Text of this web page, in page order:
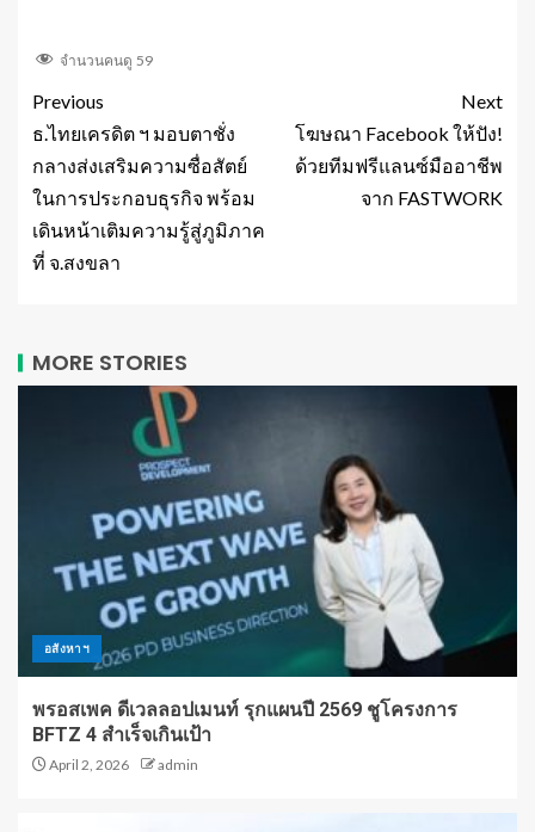
จำนวนคนดู 59
Previous
ธ.ไทยเครดิต ฯ มอบตาชั่ง
กลางส่งเสริมความซื่อสัตย์
ในการประกอบธุรกิจ พร้อม
เดินหน้าเติมความรู้สู่ภูมิภาค
ที่ จ.สงขลา
Next
โฆษณา Facebook ให้ปัง!
ด้วยทีมฟรีแลนซ์มืออาชีพ
จาก FASTWORK
MORE STORIES
อสังหาฯ
พรอสเพค ดีเวลลอปเมนท์ รุกแผนปี 2569 ชูโครงการ
BFTZ 4 สำเร็จเกินเป้า
April 2, 2026 admin